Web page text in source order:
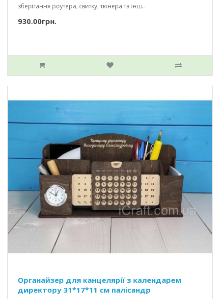
зберігання роутера, свитку, тюнера та інш..
930.00грн.
Органайзер для канцелярії з календарем
директору 31*17*11 см палісандр